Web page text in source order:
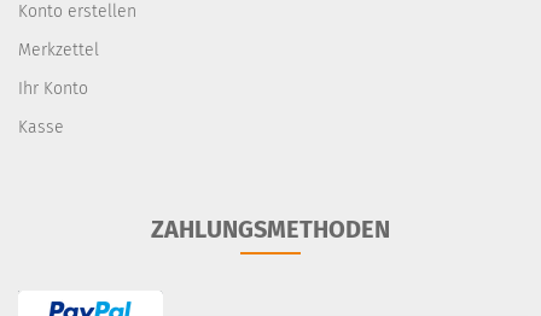
Konto erstellen
Merkzettel
Ihr Konto
Kasse
ZAHLUNGSMETHODEN